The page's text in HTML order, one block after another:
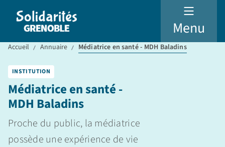
Menu
Accueil Annuaire Médiatrice en santé - MDH Baladins
Médiatrice en santé -
MDH Baladins
Proche du public, la médiatrice
possède une expérience de vie
INSTITUTION